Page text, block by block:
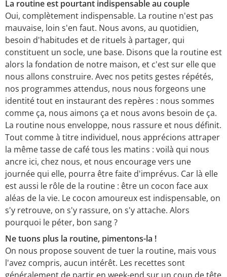
La routine est pourtant indispensable au couple
Oui, complètement indispensable. La routine n'est pas
mauvaise, loin s'en faut. Nous avons, au quotidien,
besoin d'habitudes et de rituels à partager, qui
constituent un socle, une base. Disons que la routine est
alors la fondation de notre maison, et c'est sur elle que
nous allons construire. Avec nos petits gestes répétés,
nos programmes attendus, nous nous forgeons une
identité tout en instaurant des repères : nous sommes
comme ça, nous aimons ça et nous avons besoin de ça.
La routine nous enveloppe, nous rassure et nous définit.
Tout comme à titre individuel, nous apprécions attraper
la même tasse de café tous les matins : voilà qui nous
ancre ici, chez nous, et nous encourage vers une
journée qui elle, pourra être faite d'imprévus. Car là elle
est aussi le rôle de la routine : être un cocon face aux
aléas de la vie. Le cocon amoureux est indispensable, on
s'y retrouve, on s'y rassure, on s'y attache. Alors
pourquoi le péter, bon sang ?
Ne tuons plus la routine, pimentons-la !
On nous propose souvent de tuer la routine, mais vous
l'avez compris, aucun intérêt. Les recettes sont